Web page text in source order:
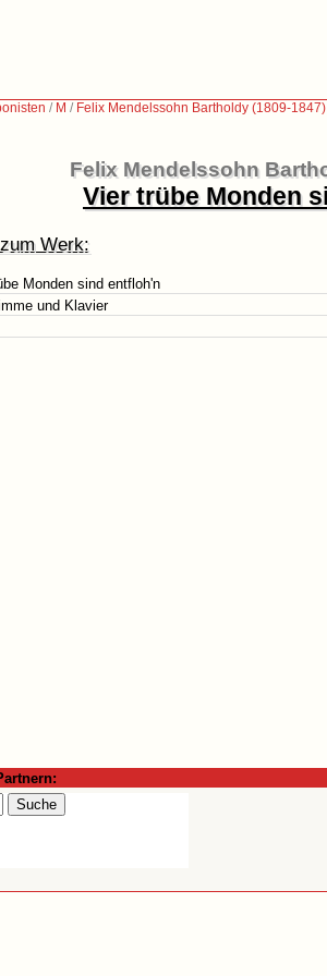
/ M / Felix Mendelssohn Bartholdy (1809-1847)
Felix Mendelssohn
Vier trübe Monden
Werk:
Monden sind entfloh'n
und Klavier